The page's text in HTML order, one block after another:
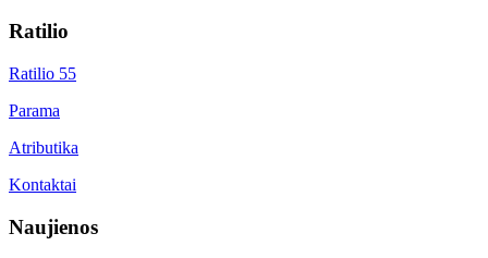
Ratilio
Ratilio 55
Parama
Atributika
Kontaktai
Naujienos